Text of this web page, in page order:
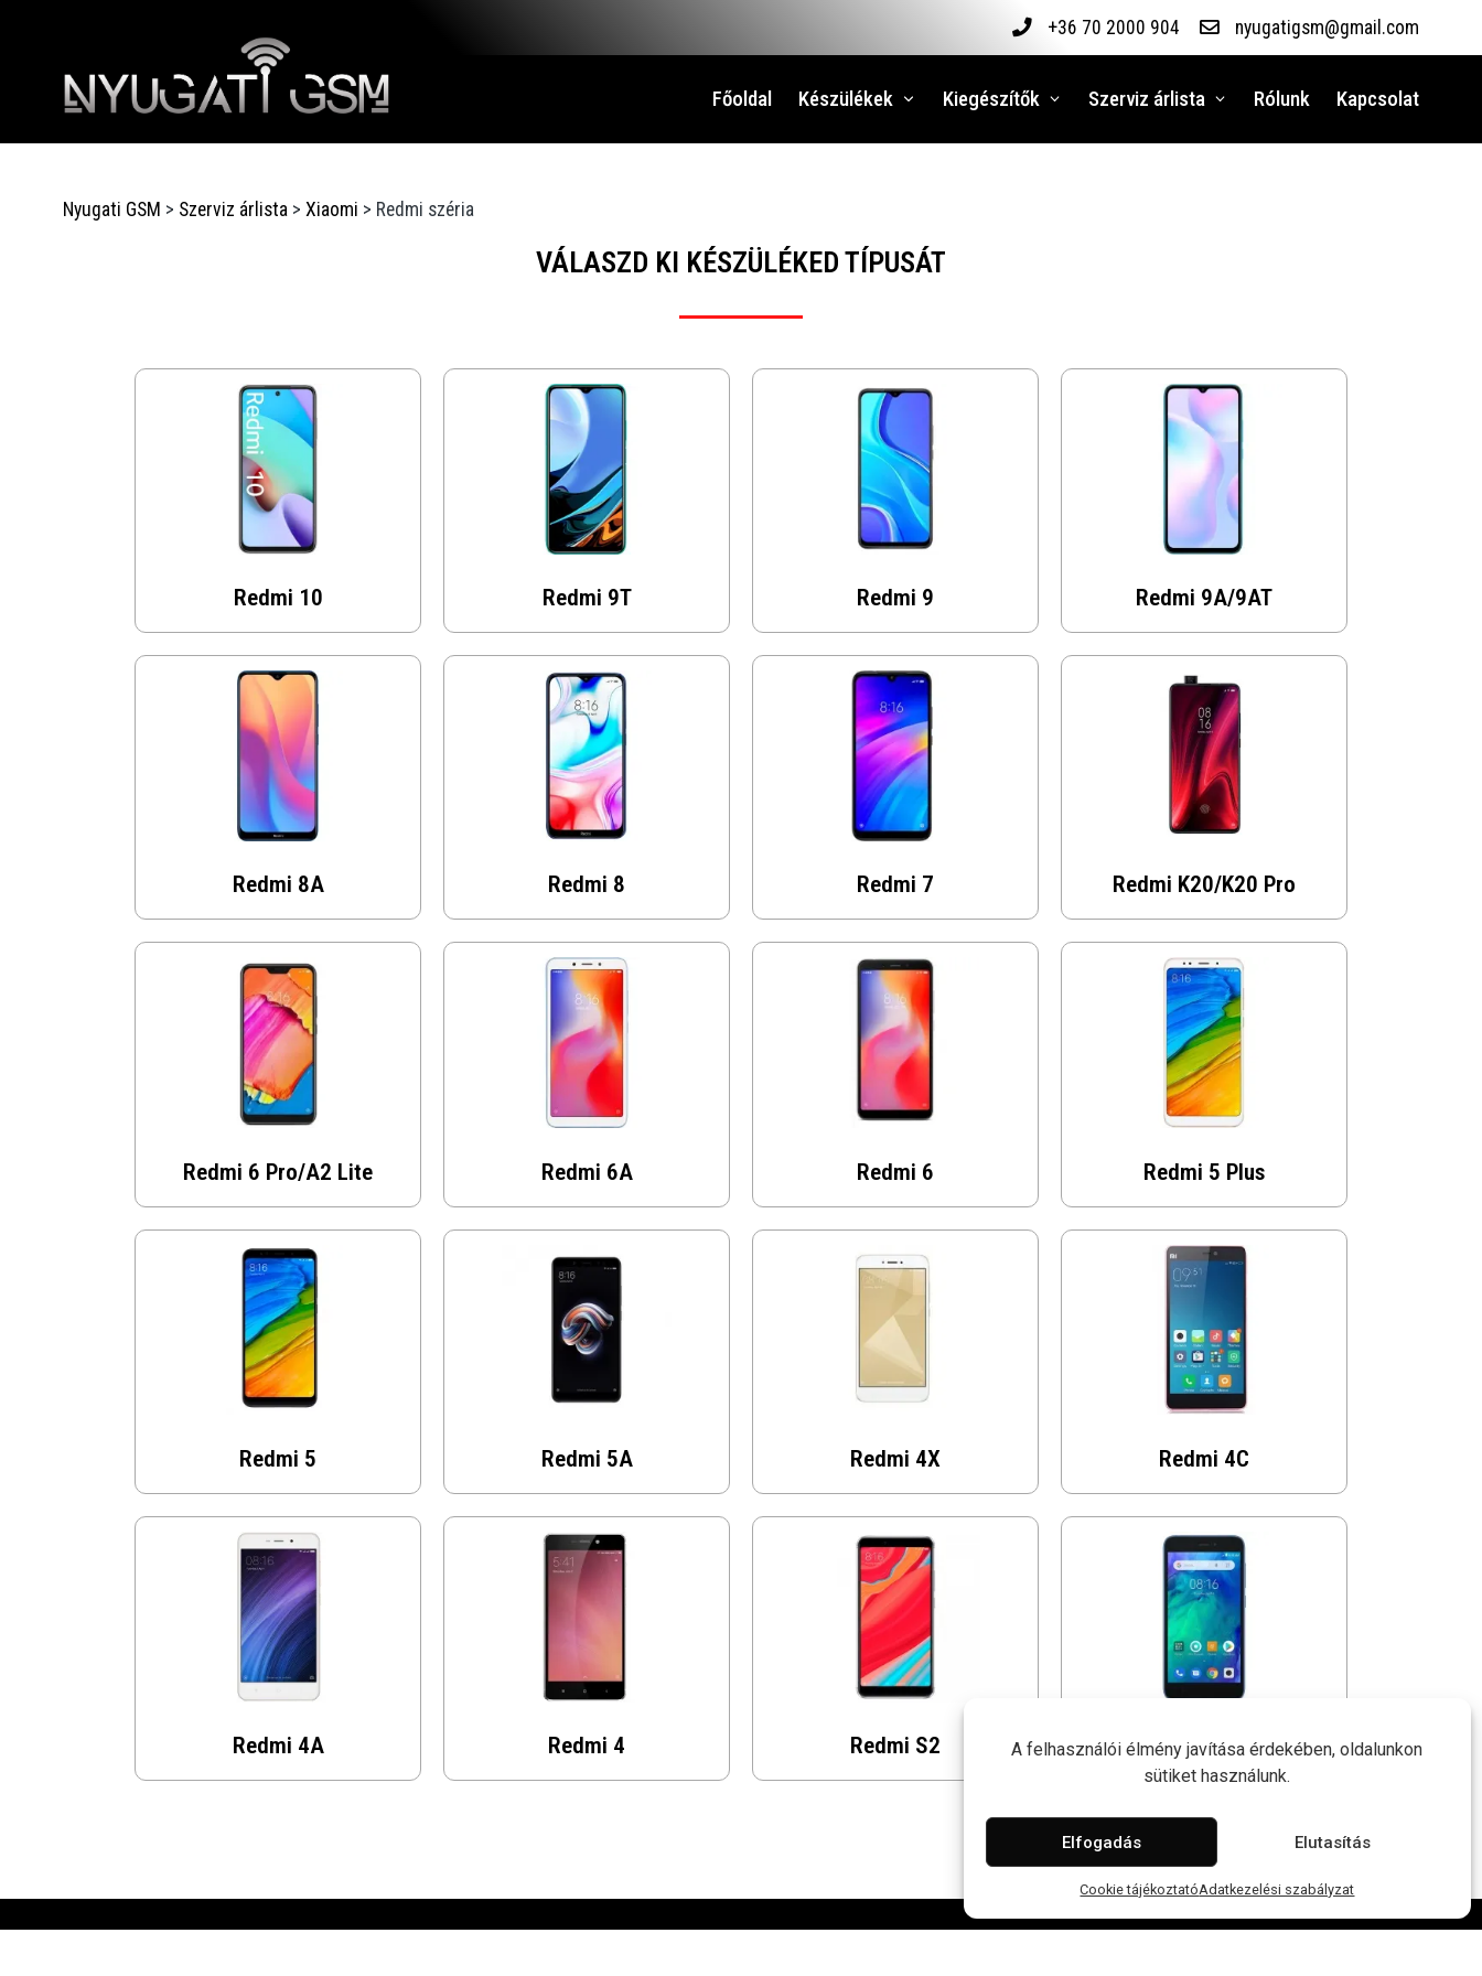
A felhasználói élmény javítása érdekében, oldalunkon
sütiket használunk.
Elfogadás Elutasítás
Cookie tájékoztatóAdatkezelési szabályzat
+36 70 2000 904 nyugatigsm@gmail.com
Főoldal Készülékek Kiegészítők Szerviz árlista Rólunk Kapcsolat
Nyugati GSM > Szerviz árlista > Xiaomi > Redmi széria
VÁLASZD KI KÉSZÜLÉKED TÍPUSÁT
Redmi 10 Redmi 9T Redmi 9 Redmi 9A/9AT
Redmi 8A Redmi 8 Redmi 7 Redmi K20/K20 Pro
Redmi 6 Pro/A2 Lite Redmi 6A Redmi 6 Redmi 5 Plus
Redmi 5 Redmi 5A Redmi 4X Redmi 4C
Redmi 4A Redmi 4 Redmi S2 Redmi Go